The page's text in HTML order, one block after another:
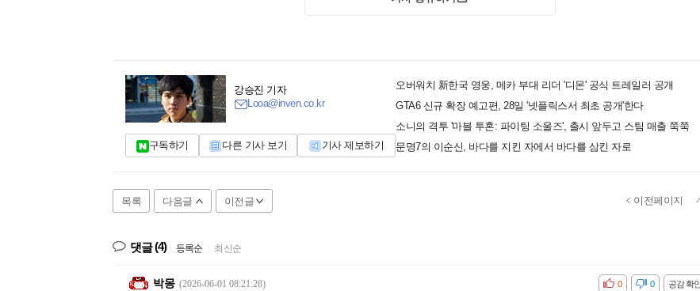
강승진 기자
Looa@inven.co.kr
구독하기 다른 기사 보기 기사 제보하기
오버워치 新한국 영웅, 메카 부대 리더 '디몬' 공식 트레일러 공개
GTA6 신규 확장 예고편, 28일 '넷플릭스서 최초 공개'한다
소니의 격투 '마블 투혼: 파이팅 소울즈', 출시 앞두고 스팀 매출 쭉쭉
문명7의 이순신, 바다를 지킨 자에서 바다를 삼킨 자로
목록 다음글 이전글 이전페이지
댓글(4) 등록순 최신순
박몽 (2026-06-01 08:21:28) 공감 확인
비공감 0
0